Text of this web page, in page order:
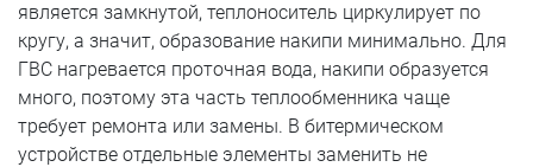
является замкнутой, теплоноситель циркулирует по
кругу, а значит, образование накипи минимально. Для
ГВС нагревается проточная вода, накипи образуется
много, поэтому эта часть теплообменника чаще
требует ремонта или замены. В битермическом
устройстве отдельные элементы заменить не